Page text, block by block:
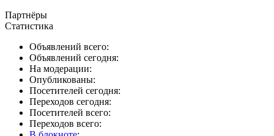
Партнёры
Статистика
Объявлений всего:
Объявлений сегодня:
На модерации:
Опубликованы:
Посетителей сегодня:
Переходов сегодня:
Посетителей всего:
Переходов всего: